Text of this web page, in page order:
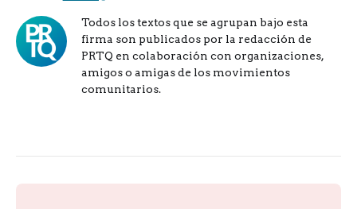
Todos los textos que se agrupan bajo esta
firma son publicados por la redacción de
PRTQ en colaboración con organizaciones,
amigos o amigas de los movimientos
comunitarios.